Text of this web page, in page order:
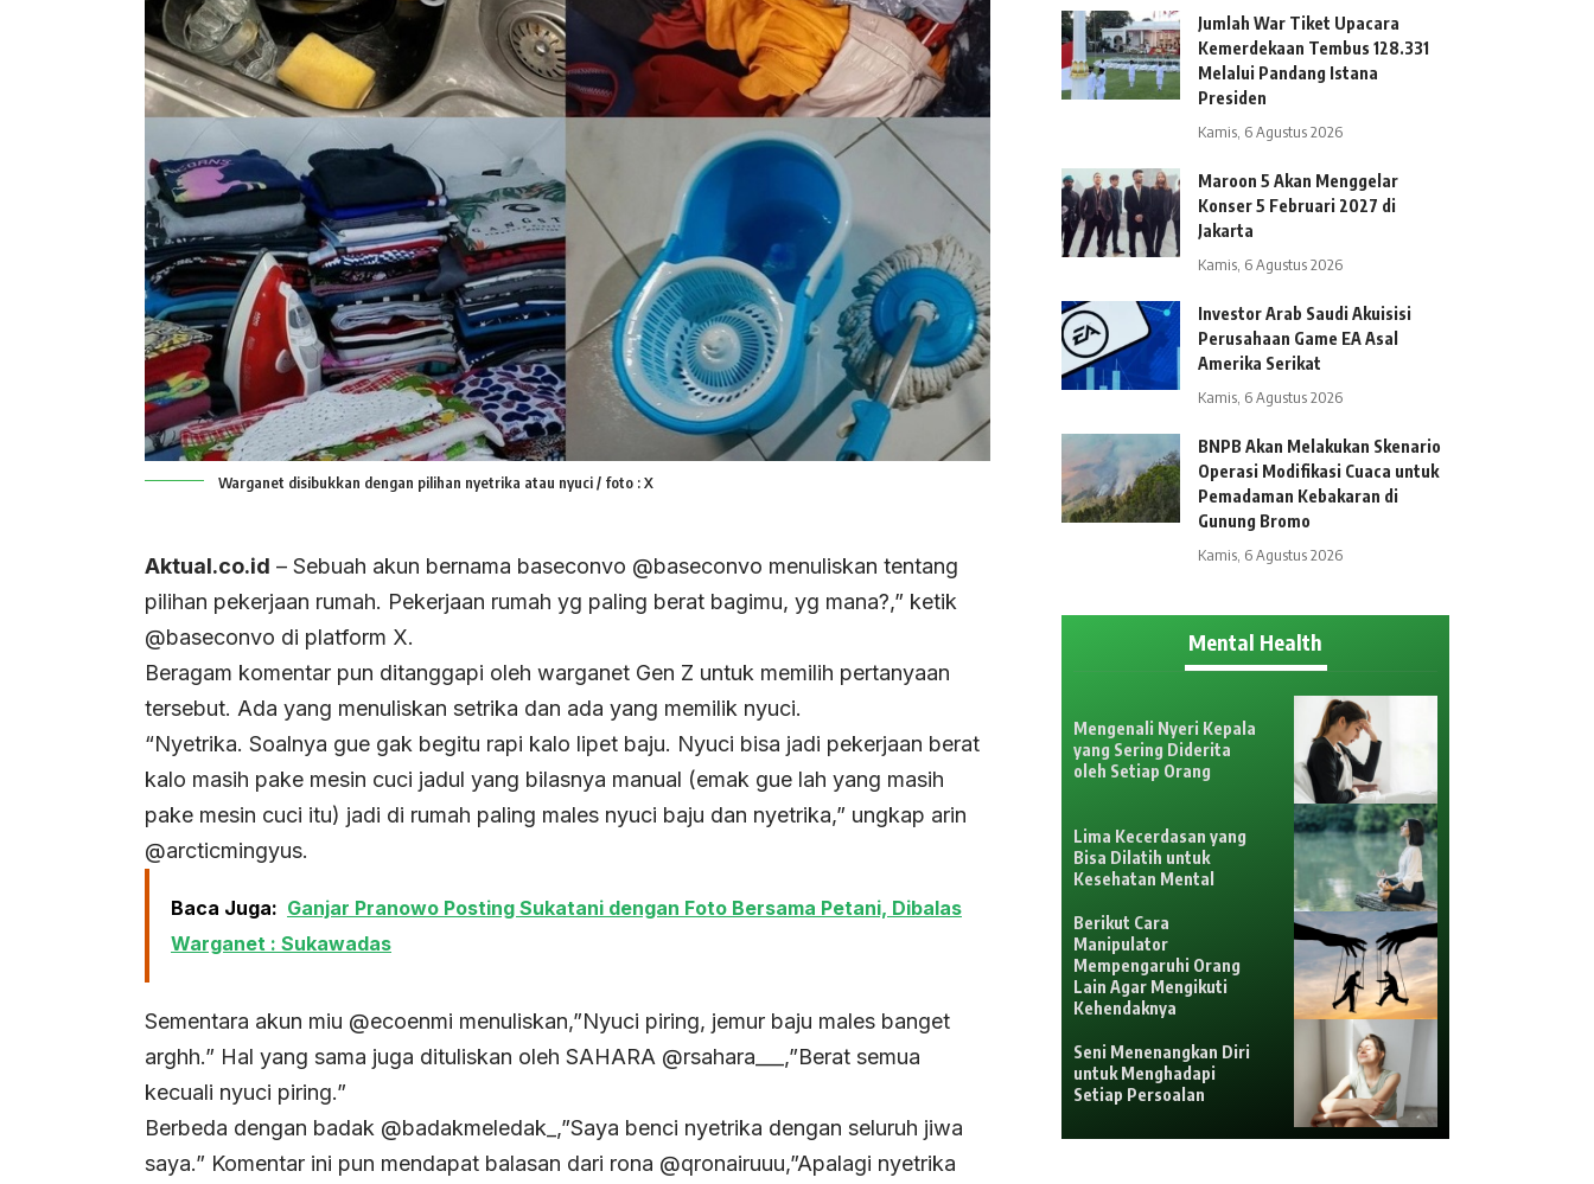
Warganet disibukkan dengan pilihan nyetrika atau nyuci / foto : X
Aktual.co.id – Sebuah akun bernama baseconvo @baseconvo menuliskan tentang
pilihan pekerjaan rumah. Pekerjaan rumah yg paling berat bagimu, yg mana?,” ketik
@baseconvo di platform X.
Beragam komentar pun ditanggapi oleh warganet Gen Z untuk memilih pertanyaan
tersebut. Ada yang menuliskan setrika dan ada yang memilik nyuci.
“Nyetrika. Soalnya gue gak begitu rapi kalo lipet baju. Nyuci bisa jadi pekerjaan berat
kalo masih pake mesin cuci jadul yang bilasnya manual (emak gue lah yang masih
pake mesin cuci itu) jadi di rumah paling males nyuci baju dan nyetrika,” ungkap arin
@arcticmingyus.
Baca Juga: Ganjar Pranowo Posting Sukatani dengan Foto Bersama Petani, Dibalas
Warganet : Sukawadas
Sementara akun miu @ecoenmi menuliskan,”Nyuci piring, jemur baju males banget
arghh.” Hal yang sama juga dituliskan oleh SAHARA @rsahara___,”Berat semua
kecuali nyuci piring.”
Berbeda dengan badak @badakmeledak_,”Saya benci nyetrika dengan seluruh jiwa
saya.” Komentar ini pun mendapat balasan dari rona @qronairuuu,”Apalagi nyetrika
Jumlah War Tiket Upacara
Kemerdekaan Tembus 128.331
Melalui Pandang Istana
Presiden
Kamis, 6 Agustus 2026
Maroon 5 Akan Menggelar
Konser 5 Februari 2027 di
Jakarta
Kamis, 6 Agustus 2026
Investor Arab Saudi Akuisisi
Perusahaan Game EA Asal
Amerika Serikat
Kamis, 6 Agustus 2026
BNPB Akan Melakukan Skenario
Operasi Modifikasi Cuaca untuk
Pemadaman Kebakaran di
Gunung Bromo
Kamis, 6 Agustus 2026
Mental Health
Mengenali Nyeri Kepala
yang Sering Diderita
oleh Setiap Orang
Lima Kecerdasan yang
Bisa Dilatih untuk
Kesehatan Mental
Berikut Cara
Manipulator
Mempengaruhi Orang
Lain Agar Mengikuti
Kehendaknya
Seni Menenangkan Diri
untuk Menghadapi
Setiap Persoalan